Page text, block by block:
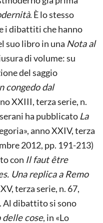
. È lo stesso
i dibattiti che hanno
suo libro in una Nota al
di volume: su
del saggio
congedo dal
XXIII, terza serie, n.
ha pubblicato La
anno XXIV, terza
2012, pp. 191-213)
con Il faut être
Una replica a Remo
terza serie, n. 67,
Al dibattito si sono
delle cose, in «Lo